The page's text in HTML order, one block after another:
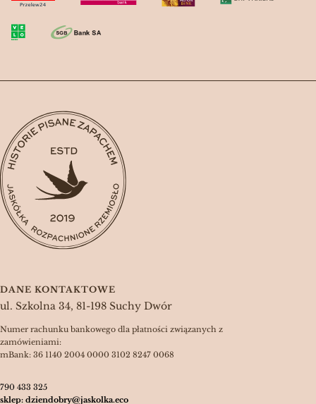
DANE KONTAKTOWE
ul. Szkolna 34, 81-198 Suchy Dwór
Numer rachunku bankowego dla płatności związanych z
zamówieniami:
mBank: 36 1140 2004 0000 3102 8247 0068
790 433 325
sklep: dziendobry@jaskolka.eco